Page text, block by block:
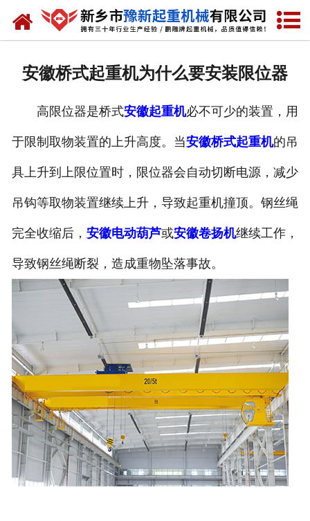
网站首页
资质荣誉
工程案例
联系我们
安徽桥式起重机为什么要安装限位器
高限位器是桥式安徽起重机必不可少的装置，用
于限制取物装置的上升高度。当安徽桥式起重机的吊
具上升到上限位置时，限位器会自动切断电源，减少
吊钩等取物装置继续上升，导致起重机撞顶。钢丝绳
完全收缩后， 安徽电动葫芦或安徽卷扬机继续工作，
导致钢丝绳断裂，造成重物坠落事故。